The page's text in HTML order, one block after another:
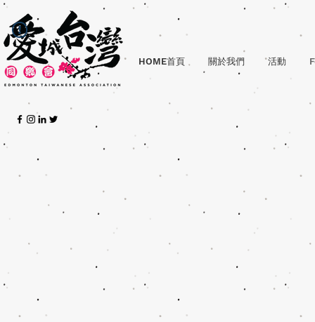
HOME首頁 關於我們 活動